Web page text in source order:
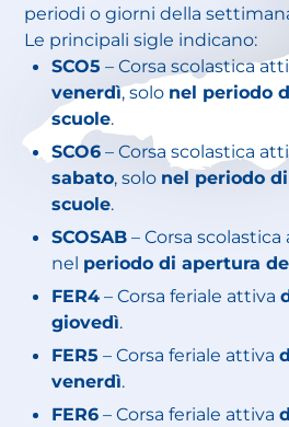
periodi o giorni della
Le principali sigle indicano:
SCO5 – Corsa scolastica
venerdì, solo nel periodo
scuole.
SCO6 – Corsa scolastica
sabato, solo nel periodo
scuole.
SCOSAB – Corsa
nel periodo di apertura
FER4 – Corsa feriale attiva
giovedì.
FER5 – Corsa feriale attiva
venerdì.
FER6 – Corsa feriale attiva